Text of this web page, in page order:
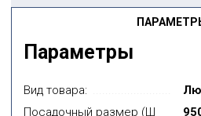
Параметры
Вид товара:
Посадочный размер (Ш